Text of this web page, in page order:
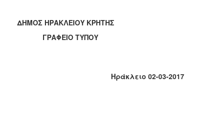
ΔΗΜΟΣ ΗΡΑΚΛΕΙΟΥ ΚΡΗΤΗΣ
ΓΡΑΦΕΙΟ ΤΥΠΟΥ
Ηράκλειο 02-03-2017